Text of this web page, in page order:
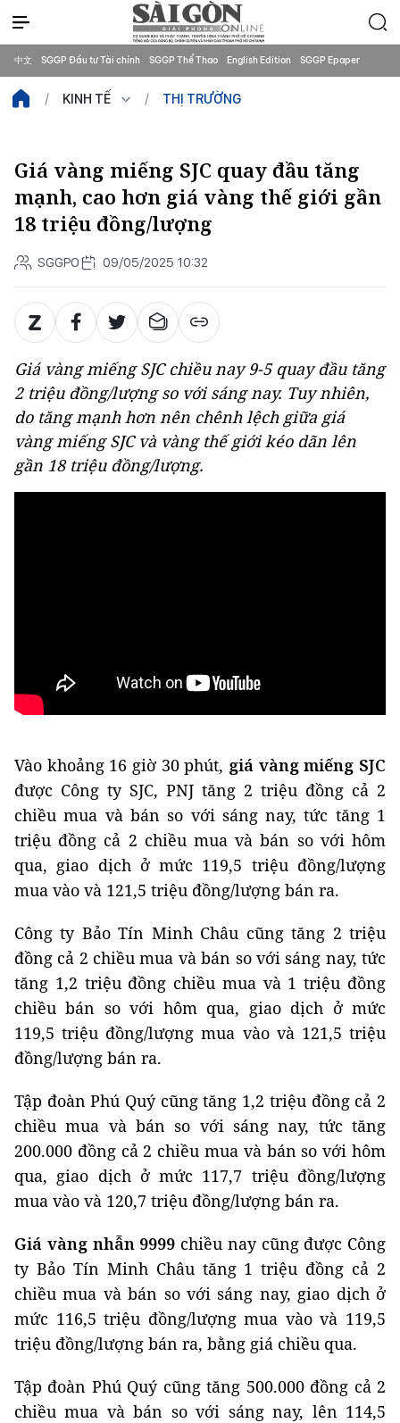
中文 SGGP Đầu tư Tài chính SGGP Thể Thao English Edition SGGP Epaper
KINH TẾ THỊ TRƯỜNG
Giá vàng miếng SJC quay đầu tăng
mạnh, cao hơn giá vàng thế giới gần
18 triệu đồng/lượng
SGGPO 09/05/2025 10:32
Giá vàng miếng SJC chiều nay 9-5 quay đầu tăng
2 triệu đồng/lượng so với sáng nay. Tuy nhiên,
do tăng mạnh hơn nên chênh lệch giữa giá
vàng miếng SJC và vàng thế giới kéo dãn lên
gần 18 triệu đồng/lượng.
Vào khoảng 16 giờ 30 phút, giá vàng miếng SJC
được Công ty SJC, PNJ tăng 2 triệu đồng cả 2
chiều mua và bán so với sáng nay, tức tăng 1
triệu đồng cả 2 chiều mua và bán so với hôm
qua, giao dịch ở mức 119,5 triệu đồng/lượng
mua vào và 121,5 triệu đồng/lượng bán ra.
Công ty Bảo Tín Minh Châu cũng tăng 2 triệu
đồng cả 2 chiều mua và bán so với sáng nay, tức
tăng 1,2 triệu đồng chiều mua và 1 triệu đồng
chiều bán so với hôm qua, giao dịch ở mức
119,5 triệu đồng/lượng mua vào và 121,5 triệu
đồng/lượng bán ra.
Tập đoàn Phú Quý cũng tăng 1,2 triệu đồng cả 2
chiều mua và bán so với sáng nay, tức tăng
200.000 đồng cả 2 chiều mua và bán so với hôm
qua, giao dịch ở mức 117,7 triệu đồng/lượng
mua vào và 120,7 triệu đồng/lượng bán ra.
Giá vàng nhẫn 9999 chiều nay cũng được Công
ty Bảo Tín Minh Châu tăng 1 triệu đồng cả 2
chiều mua và bán so với sáng nay, giao dịch ở
mức 116,5 triệu đồng/lượng mua vào và 119,5
triệu đồng/lượng bán ra, bằng giá chiều qua.
Tập đoàn Phú Quý cũng tăng 500.000 đồng cả 2
chiều mua và bán so với sáng nay, lên 114,5